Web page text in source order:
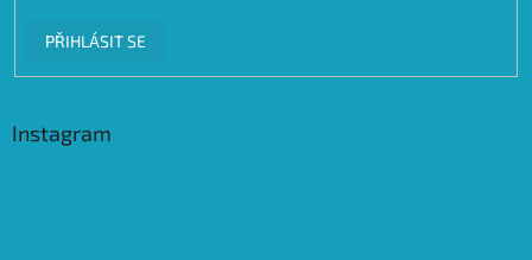
PŘIHLÁSIT SE
Instagram